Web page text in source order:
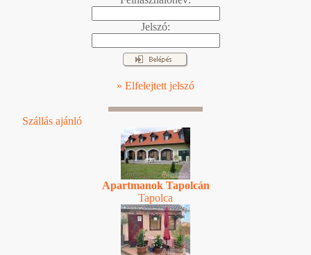
Jelszó:
» Elfelejtett jelszó
Szállás ajánló
Apartmanok Tapolcán
Tapolca